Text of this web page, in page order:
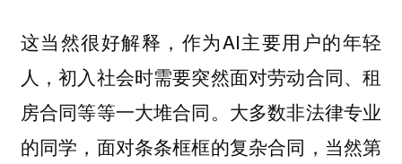
这当然很好解释，作为AI主要用户的年轻
人，初入社会时需要突然面对劳动合同、租
房合同等等一大堆合同。大多数非法律专业
的同学，面对条条框框的复杂合同，当然第